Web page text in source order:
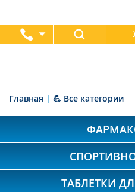
Главная | 💪 Все категории
ТАБЛЕТКИ